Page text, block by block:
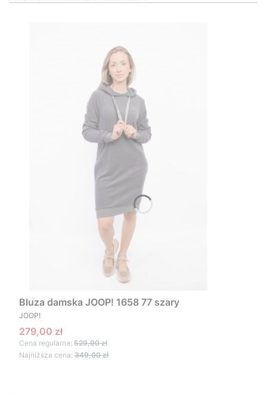
Bluza damska JOOP! 1658 77 szary
PRODUCENT
JOOP!
Cena promocyjna
279,00 zł
Cena regularna: 529,90 zł
Najniższa cena: 349,00 zł